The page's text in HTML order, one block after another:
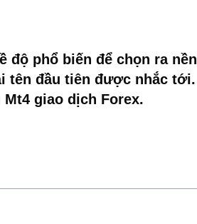
độ phổ biến để chọn ra nền
tên đầu tiên được nhắc tới.
giao dịch Forex.